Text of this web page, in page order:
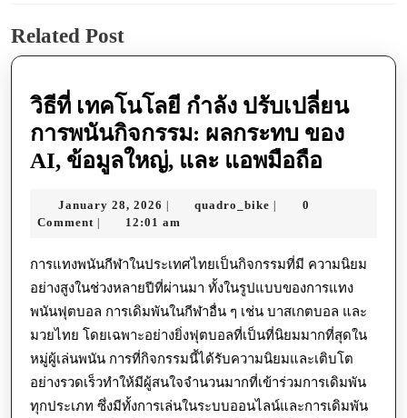
post:
Related Post
วิธีที่ เทคโนโลยี กำลัง ปรับเปลี่ยน
การพนันกิจกรรม: ผลกระทบ ของ
AI, ข้อมูลใหญ่, และ แอพมือถือ
ปรับ
เปลี่ยน
การ
พนัน
กิจกรรม:
ผลก
January 28, 2026 January
28,
| quadro_bike quadro_bike
|
0
Comment | 12:01 am
การแทงพนันกีฬาในประเทศไทยเป็นกิจกรรมที่มี ความนิยม
อย่างสูงในช่วงหลายปีที่ผ่านมา ทั้งในรูปแบบของการแทง
พนันฟุตบอล การเดิมพันในกีฬาอื่น ๆ เช่น บาสเกตบอล และ
มวยไทย โดยเฉพาะอย่างยิ่งฟุตบอลที่เป็นที่นิยมมากที่สุดใน
หมู่ผู้เล่นพนัน การที่กิจกรรมนี้ได้รับความนิยมและเติบโต
อย่างรวดเร็วทำให้มีผู้สนใจจำนวนมากที่เข้าร่วมการเดิมพัน
ทุกประเภท ซึ่งมีทั้งการเล่นในระบบออนไลน์และการเดิมพัน